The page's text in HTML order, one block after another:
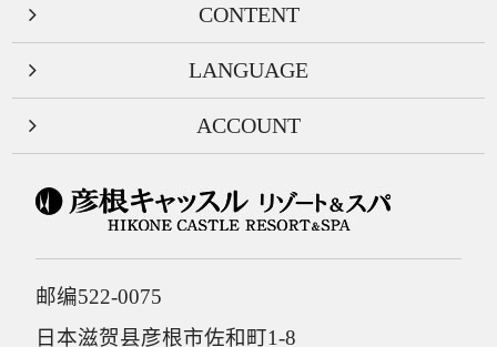
CONTENT
LANGUAGE
ACCOUNT
邮编522-0075
日本滋贺县彦根市佐和町1-8